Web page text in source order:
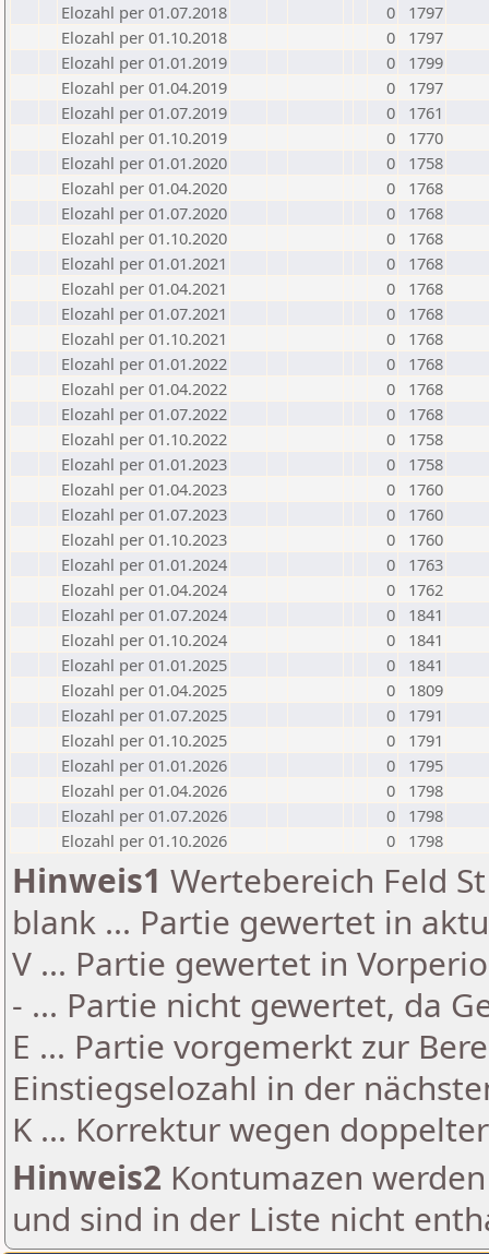
Elozahl per 01.07.2018
0
1797
Elozahl per 01.10.2018
0
1797
Elozahl per 01.01.2019
0
1799
Elozahl per 01.04.2019
0
1797
Elozahl per 01.07.2019
0
1761
Elozahl per 01.10.2019
0
1770
Elozahl per 01.01.2020
0
1758
Elozahl per 01.04.2020
0
1768
Elozahl per 01.07.2020
0
1768
Elozahl per 01.10.2020
0
1768
Elozahl per 01.01.2021
0
1768
Elozahl per 01.04.2021
0
1768
Elozahl per 01.07.2021
0
1768
Elozahl per 01.10.2021
0
1768
Elozahl per 01.01.2022
0
1768
Elozahl per 01.04.2022
0
1768
Elozahl per 01.07.2022
0
1768
Elozahl per 01.10.2022
0
1758
Elozahl per 01.01.2023
0
1758
Elozahl per 01.04.2023
0
1760
Elozahl per 01.07.2023
0
1760
Elozahl per 01.10.2023
0
1760
Elozahl per 01.01.2024
0
1763
Elozahl per 01.04.2024
0
1762
Elozahl per 01.07.2024
0
1841
Elozahl per 01.10.2024
0
1841
Elozahl per 01.01.2025
0
1841
Elozahl per 01.04.2025
0
1809
Elozahl per 01.07.2025
0
1791
Elozahl per 01.10.2025
0
1791
Elozahl per 01.01.2026
0
1795
Elozahl per 01.04.2026
0
1798
Elozahl per 01.07.2026
0
1798
Elozahl per 01.10.2026
0 1798
Hinweis1 Wertebereich Feld
blank ... Partie gewertet in
V ... Partie gewertet in
- ... Partie nicht gewertet, da
E ... Partie vorgemerkt zur
Einstiegselozahl in der
K ... Korrektur wegen
Hinweis2 Kontumazen
und sind in der Liste nicht